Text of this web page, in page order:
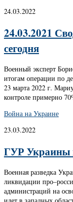
24.03.2022
24.03.2021
сегодня
Военный эксперт
итогам операции по
23 марта 2022 г.
контроле примерно
Война на Украине
23.03.2022
ГУР Украины
Военная разведка
ликвидации
администраций на